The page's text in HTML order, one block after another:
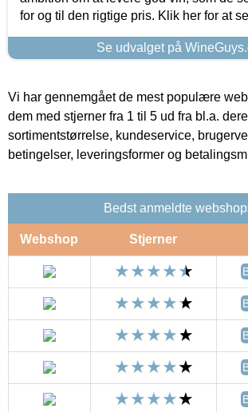
for og til den rigtige pris. Klik her for at
Se udvalget på
Vi har gennemgået de mest populære
dem med stjerner fra 1 til 5 ud fra bl.a.
sortimentstørrelse, kundeservice,
betingelser, leveringsformer og
Bedst anmeldte
Webshop Stjerner